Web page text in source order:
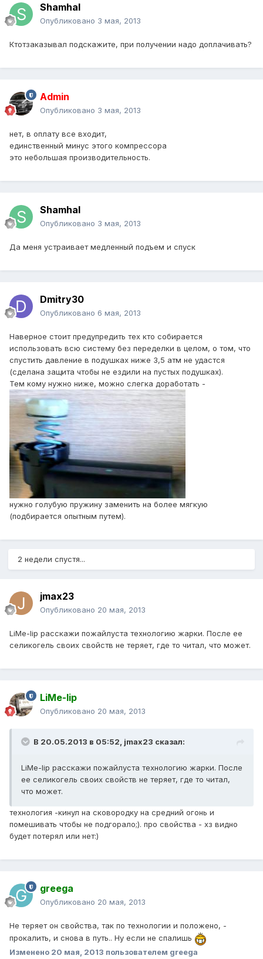
Shamhal
Опубликовано 3 мая, 2013
Ктотзаказывал подскажите, при получении надо доплачивать?
Admin
Опубликовано 3 мая, 2013
нет, в оплату все входит,
единственный минус этого компрессора
это небольшая производительность.
Shamhal
Опубликовано 3 мая, 2013
Да меня устраивает медленный подъем и спуск
Dmitry30
Опубликовано 6 мая, 2013
Наверное стоит предупредить тех кто собирается
использовать всю систему без переделки в целом, о том, что
спустить давление в подушках ниже 3,5 атм не удастся
(сделана защита чтобы не ездили на пустых подушках).
Тем кому нужно ниже, можно слегка доработать -
нужно голубую пружину заменить на более мягкую
(подбирается опытным путем).
2 недели спустя...
jmax23
Опубликовано 20 мая, 2013
LiMe-lip расскажи пожайлуста технологию жарки. После ее
селикогель своих свойств не теряет, где то читал, что может.
LiMe-lip
Опубликовано 20 мая, 2013
В 20.05.2013 в 05:52, jmax23 сказал:
LiMe-lip расскажи пожайлуста технологию жарки. После
ее селикогель своих свойств не теряет, где то читал,
что может.
технология -кинул на сковородку на средний огонь и
помешивать чтобы не подгорало;). про свойства - хз видно
будет потерял или нет:)
greega
Опубликовано 20 мая, 2013
Не теряет он свойства, так по технологии и положено, -
прокалить, и снова в путь.. Ну если не спалишь
Изменено 20 мая, 2013 пользователем greega